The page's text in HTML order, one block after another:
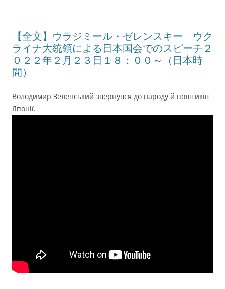
【全文】ウラジミール・ゼレンスキー ウク
ライナ大統領による日本国会でのスピーチ２
０２２年２月２３日１８：００～（日本時
間）
Володимир Зеленський звернувся до народу й політиків
Японії.